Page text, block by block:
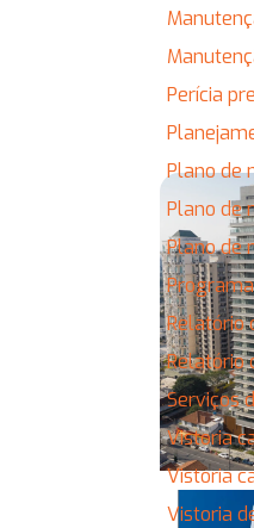
Perícia
Plano
Plano
Plano
Vistoria
Vistoria
Vistoria